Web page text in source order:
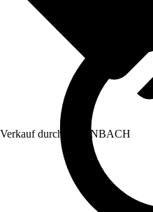
Verkauf durch: HORNBACH